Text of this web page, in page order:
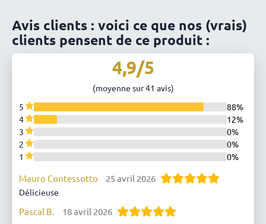
Avis clients : voici ce que nos (vrais)
clients pensent de ce produit :
4,9/5
(moyenne sur 41 avis)
5
88%
4
12%
3
0%
2
0%
1
0%
Mauro Contessotto 25 avril 2026
Délicieuse
Pascal B.
18 avril 2026